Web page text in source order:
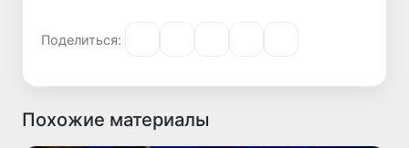
Поделиться:
Похожие материалы